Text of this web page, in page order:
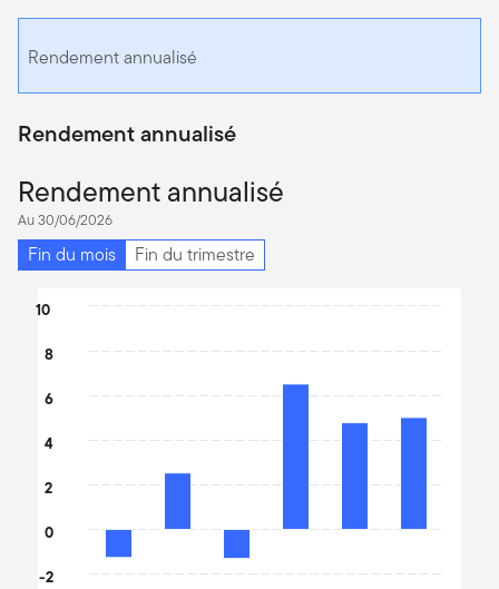
Rendement annualisé
Rendement annualisé
Rendement annualisé
Au 30/06/2026
Fin du mois
Fin du trimestre
The chart has 1 Y axis displaying values. Data ranges from -
-2
0
2
4
6
8
10